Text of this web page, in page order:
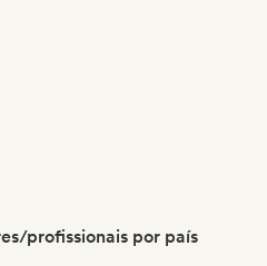
profissionais por país